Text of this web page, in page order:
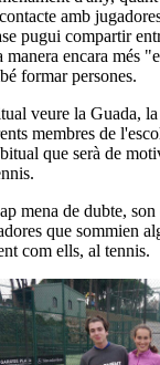
amb
pugui compartir
manera encara més
formar persones.
veure la Guada,
membres de
que serà de
mena de dubte,
que sommien
com ells, al tennis.